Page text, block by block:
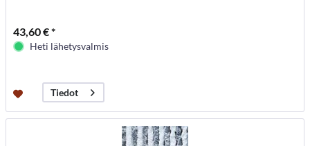
43,60 € *
Heti lähetysvalmis
Tiedot